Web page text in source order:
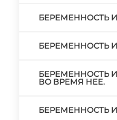
БЕРЕМЕННОСТЬ
БЕРЕМЕННОСТЬ
БЕРЕМЕННОСТЬ
ВО ВРЕМЯ НЕЕ.
БЕРЕМЕННОСТЬ